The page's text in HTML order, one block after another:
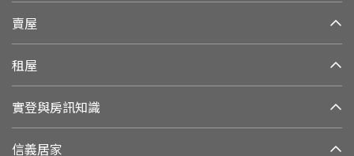
賣屋
租屋
實登與房訊知識
信義居家